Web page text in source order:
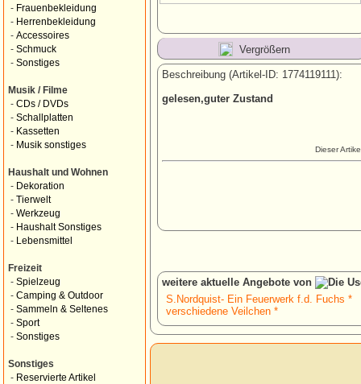
- Frauenbekleidung
- Herrenbekleidung
- Accessoires
- Schmuck
- Sonstiges
Musik / Filme
- CDs / DVDs
- Schallplatten
- Kassetten
- Musik sonstiges
Haushalt und Wohnen
- Dekoration
- Tierwelt
- Werkzeug
- Haushalt Sonstiges
-
Lebensmittel
Freizeit
- Spielzeug
- Camping & Outdoor
- Sammeln & Seltenes
- Sport
- Sonstiges
Sonstiges
- Reservierte Artikel
Vergrößern
Beschreibung (Artikel-ID: 1774119111):
gelesen,guter Zustand
Dieser
weitere aktuelle Angebote von
S.Nordquist- Ein Feuerwerk f.d. Fuchs *
verschiedene Veilchen *